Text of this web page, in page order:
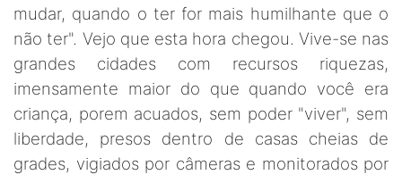
mudar, quando o ter for mais humilhante que o
não ter". Vejo que esta hora chegou. Vive-se nas
grandes cidades com recursos riquezas,
imensamente maior do que quando você era
criança, porem acuados, sem poder "viver", sem
liberdade, presos dentro de casas cheias de
grades, vigiados por câmeras e monitorados por